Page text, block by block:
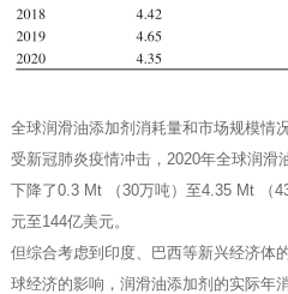
全球润滑油添加剂消耗量和市场规模情
受新冠肺炎疫情冲击，2020年全球润滑
下降了0.3 Mt （30万吨）至4.35 Mt （
元至144亿美元。
但综合考虑到印度、巴西等新兴经济体
球经济的影响，润滑油添加剂的实际年